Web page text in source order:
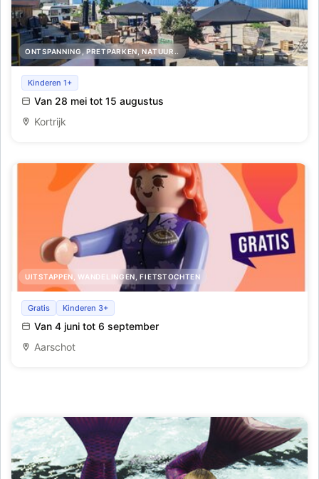
ONTSPANNING, PRETPARKEN, NATUUR..
Barlocal
Kinderen 1+
Van 28 mei tot 15 augustus
Kortrijk
UITSTAPPEN, WANDELINGEN, FIETSTOCHTEN
Kinderzoektocht Studio Flo
Gratis Kinderen 3+
Van 4 juni tot 6 september
Aarschot